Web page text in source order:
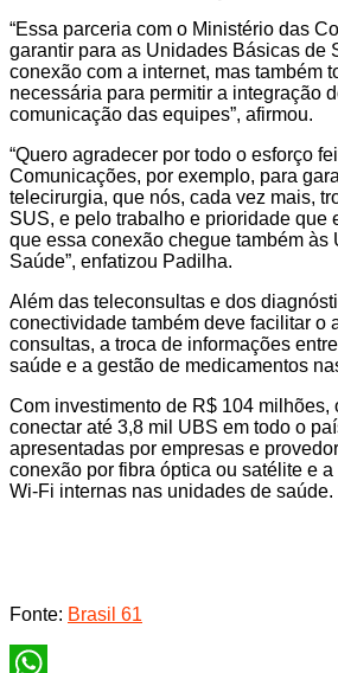
“Essa parceria com o Ministério das
garantir para as Unidades Básicas de
conexão com a internet, mas também
necessária para permitir a integração
comunicação das equipes”, afirmou.
“Quero agradecer por todo o esforço
Comunicações, por exemplo, para
telecirurgia, que nós, cada vez mais,
SUS, e pelo trabalho e prioridade que
que essa conexão chegue também às
Saúde”, enfatizou Padilha.
Além das teleconsultas e dos
conectividade também deve facilitar o
consultas, a troca de informações
saúde e a gestão de medicamentos
Com investimento de R$ 104 milhões,
conectar até 3,8 mil UBS em todo o
apresentadas por empresas e
conexão por fibra óptica ou satélite e
Wi-Fi internas nas unidades de saúde.
Fonte: Brasil 61